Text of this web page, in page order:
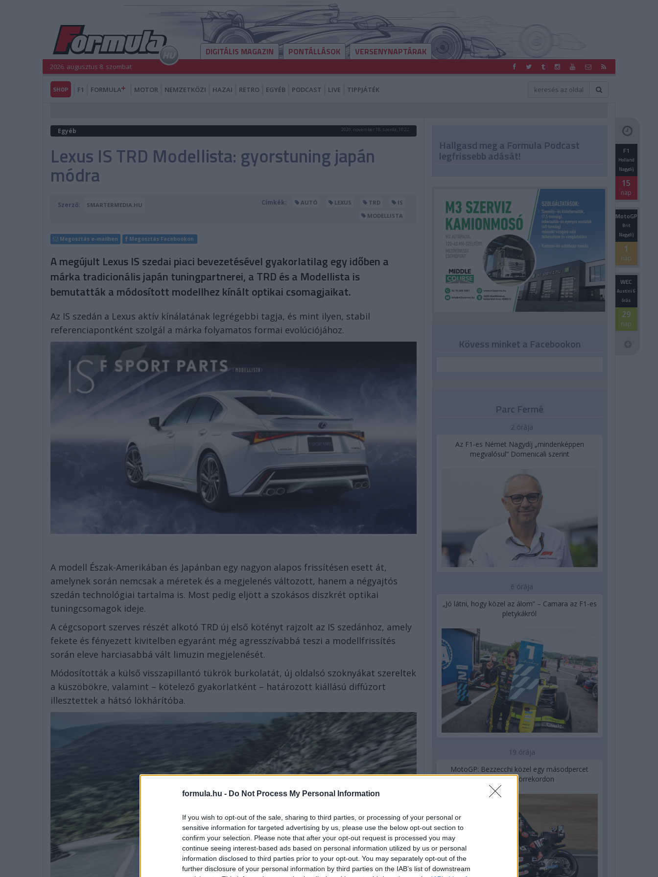
formula.hu - Do Not Process My Personal Information
If you wish to opt-out of the sale, sharing to third parties, or processing of your personal or
sensitive information for targeted advertising by us, please use the below opt-out section to
confirm your selection. Please note that after your opt-out request is processed you may
continue seeing interest-based ads based on personal information utilized by us or personal
information disclosed to third parties prior to your opt-out. You may separately opt-out of the
further disclosure of your personal information by third parties on the IAB’s list of downstream
DIGITÁLIS MAGAZIN PONTÁLLÁSOK VERSENYNAPTÁRAK
2026. augusztus 8. szombat
SHOP F1 FORMULA MOTOR NEMZETKÖZI HAZAI RETRO EGYÉB PODCAST LIVE TIPPJÁTÉK
Egyéb 2020. november 18. szerda, 10:22
Lexus IS TRD Modellista: gyorstuning japán
módra
Szerző: SMARTERMEDIA.HU Címkék: AUTÓ LEXUS TRD
IS
MODELLISTA
Megosztás e-mailben Megosztás Facebookon
A megújult Lexus IS szedai piaci bevezetésével gyakorlatilag egy időben a
márka tradicionális japán tuningpartnerei, a TRD és a Modellista is
bemutatták a módosított modellhez kínált optikai csomagjaikat.
Az IS szedán a Lexus aktív kínálatának legrégebbi tagja, és mint ilyen, stabil
referenciapontként szolgál a márka folyamatos formai evolúciójához.
A modell Észak-Amerikában és Japánban egy nagyon alapos frissítésen esett át,
amelynek során nemcsak a méretek és a megjelenés változott, hanem a négyajtós
szedán technológiai tartalma is. Most pedig eljött a szokásos diszkrét optikai
tuningcsomagok ideje.
A cégcsoport szerves részét alkotó TRD új első kötényt rajzolt az IS szedánhoz, amely
fekete és fényezett kivitelben egyaránt még agresszívabbá teszi a modellfrissítés
során eleve harciasabbá vált limuzin megjelenését.
Módosították a külső visszapillantó tükrök burkolatát, új oldalsó szoknyákat szereltek
a küszöbökre, valamint – kötelező gyakorlatként – határozott kiállású diffúzort
illesztettek a hátsó lökhárítóba.
Hallgasd meg a Formula Podcast
legfrissebb adását! F1
Holland
Nagydíj
15
nap
MotoGP
Brit
Nagydíj
1
nap
WEC
Austini 6
órás
29
nap
Kövess minket a Facebookon
Parc Fermé
2 órája
Az F1-es Német Nagydíj „mindenképpen
megvalósul” Domenicali szerint
6 órája
„Jó látni, hogy közel az álom” – Camara az F1-es
pletykákról
19 órája
MotoGP: Bezzecchi közel egy másodpercet
javított a körrekordon